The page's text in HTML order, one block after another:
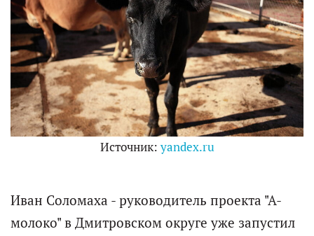
Источник:yandex.ru
Иван Соломаха - руководитель проекта "А-
молоко" в Дмитровском округе уже запустил